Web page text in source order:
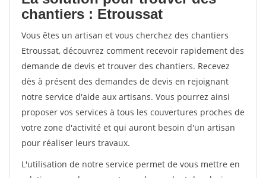
chantiers : Etroussat
Vous êtes un artisan et vous cherchez des chantiers
Etroussat, découvrez comment recevoir rapidement des
demande de devis et trouver des chantiers. Recevez
dès à présent des demandes de devis en rejoignant
notre service d'aide aux artisans. Vous pourrez ainsi
proposer vos services à tous les couvertures proches de
votre zone d'activité et qui auront besoin d'un artisan
pour réaliser leurs travaux.
L'utilisation de notre service permet de vous mettre en